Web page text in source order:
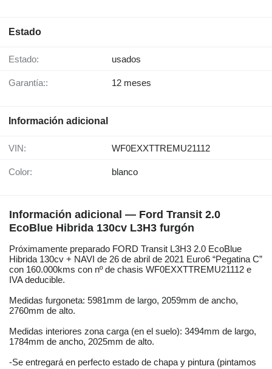
Estado
Estado: usados
Garantía:: 12 meses
Información adicional
VIN: WF0EXXTTREMU21112
Color: blanco
Información adicional — Ford Transit 2.0
EcoBlue Hibrida 130cv L3H3 furgón
Próximamente preparado FORD Transit L3H3 2.0 EcoBlue
Hibrida 130cv + NAVI de 26 de abril de 2021 Euro6 “Pegatina C”
con 160.000kms con nº de chasis WF0EXXTTREMU21112 e
IVA deducible.
Medidas furgoneta: 5981mm de largo, 2059mm de ancho,
2760mm de alto.
Medidas interiores zona carga (en el suelo): 3494mm de largo,
1784mm de ancho, 2025mm de alto.
-Se entregará en perfecto estado de chapa y pintura (pintamos